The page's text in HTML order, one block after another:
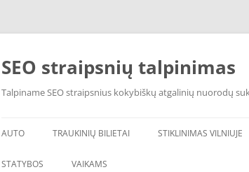
Skip
SEO straipsnių talpinimas
Talpiname SEO straipsnius kokybiškų atgalinių nuorodų
AUTO
AUTO SIGNALIZACIJA
TRAUKINIŲ BILIETAI STIKLINIMAS VILNIUJE
STATYBOS VAIKAMS